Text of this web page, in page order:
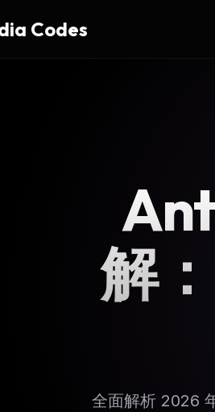
Codes
解
全面解析 2026